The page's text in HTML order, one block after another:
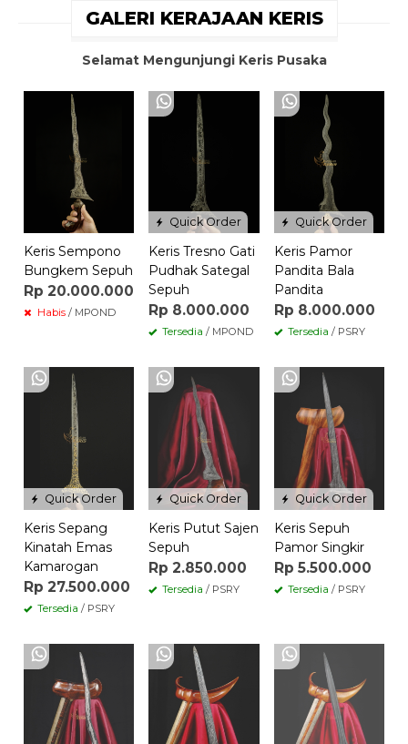
GALERI KERAJAAN KERIS
Selamat Mengunjungi Keris Pusaka
Keris Sempono
Bungkem Sepuh
Rp 20.000.000
Habis / MPOND
Quick Order
Keris Tresno Gati
Pudhak Sategal
Sepuh
Rp 8.000.000
Tersedia / MPOND
Quick Order
Keris Pamor
Pandita Bala
Pandita
Rp 8.000.000
Tersedia / PSRY
Quick Order
Keris Sepang
Kinatah Emas
Kamarogan
Rp 27.500.000
Tersedia / PSRY
Quick Order
Keris Putut Sajen
Sepuh
Rp 2.850.000
Tersedia / PSRY
Quick Order
Keris Sepuh
Pamor Singkir
Rp 5.500.000
Tersedia / PSRY